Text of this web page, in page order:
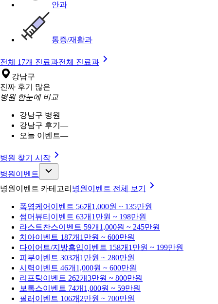
안과
통증/재활과
전체 17개 진료과전체 진료과
강남구
진짜 후기 많은
병원 한눈에 비교
강남구 병원—
강남구 후기 —
오늘 이벤트—
병원 찾기 시작
병원이벤트
병원이벤트 카테고리 병원이벤트 전체 보기
폭염케어 이벤트 56개 1,000원 ~ 135만원
썸머뷰티 이벤트 63개 1만원 ~ 198만원
라스트찬스이벤트 59개 1,000원 ~ 245만원
치아이벤트 187개 1만원 ~ 600만원
다이어트/지방흡입이벤트 158개 1만원 ~ 199만원
피부이벤트 303개 1만원 ~ 280만원
시력이벤트 46개 1,000원 ~ 600만원
리프팅이벤트 262개3만원 ~ 800만원
보톡스이벤트 74개 1,000원 ~ 59만원
필러 이벤트 106개 2만원 ~ 700만원